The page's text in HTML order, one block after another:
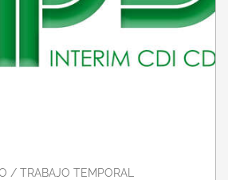
/ TRABAJO TEMPORAL